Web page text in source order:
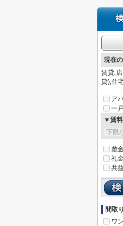
現在
賃貸,
貸),住
ア
一
▼賃料
敷
礼
共
間取り
ワ